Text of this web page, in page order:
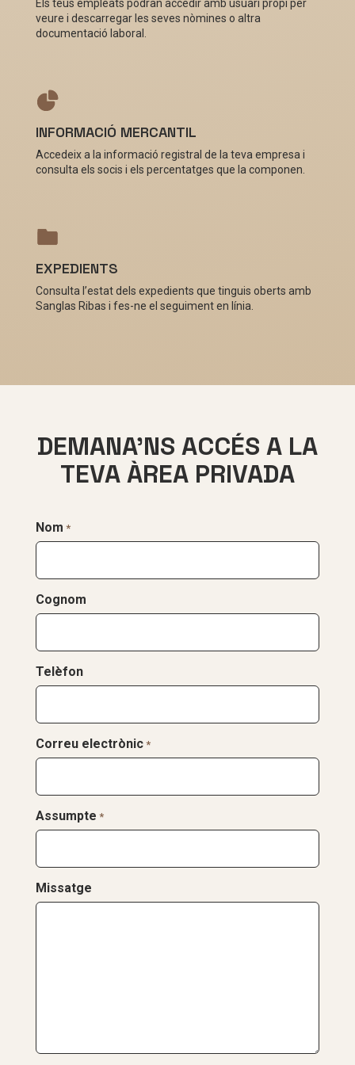
Els teus empleats podran accedir amb usuari propi per
veure i descarregar les seves nòmines o altra
documentació laboral.
INFORMACIÓ MERCANTIL
Accedeix a la informació registral de la teva empresa i
consulta els socis i els percentatges que la componen.
EXPEDIENTS
Consulta l’estat dels expedients que tinguis oberts amb
Sanglas Ribas i fes-ne el seguiment en línia.
DEMANA’NS ACCÉS A LA
TEVA ÀREA PRIVADA
Nom *
Cognom
Telèfon
Correu electrònic *
Assumpte *
Missatge